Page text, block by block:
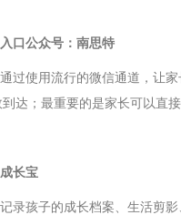
入口公众号：南思特
通过使用流行的微信通道，让
达；最重要的是家长可以直
成长宝
记录孩子的成长档案、生活剪